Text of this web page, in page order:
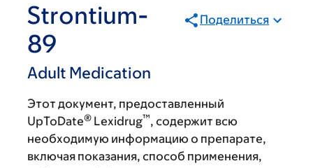
Strontium-
89
Adult Medication
Поделиться
Этот документ, предоставленный
UpToDate® Lexidrug™, содержит всю
необходимую информацию о препарате,
включая показания, способ применения,